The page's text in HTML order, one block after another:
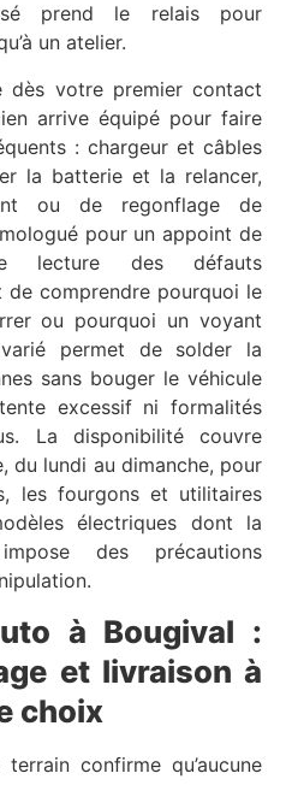
prend le relais pour
un atelier.
dès votre premier contact
arrive équipé pour faire
: chargeur et câbles
la batterie et la relancer,
ou de regonflage de
pour un appoint de
lecture des défauts
de comprendre pourquoi le
ou pourquoi un voyant
permet de solder la
sans bouger le véhicule
excessif ni formalités
La disponibilité couvre
du lundi au dimanche, pour
les fourgons et utilitaires
électriques dont la
des précautions
à Bougival :
et livraison à
choix
confirme qu’aucune